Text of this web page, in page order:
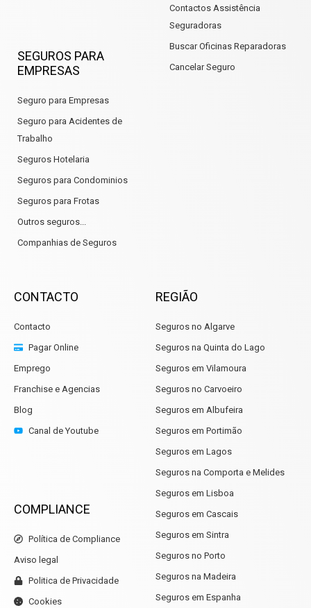
SEGUROS PARA
EMPRESAS
Seguro para Empresas
Seguro para Acidentes de
Trabalho
Seguros Hotelaria
Seguros para Condominios
Seguros para Frotas
Outros seguros...
Companhias de Seguros
Contactos Assistência
Seguradoras
Buscar Oficinas Reparadoras
Cancelar Seguro
CONTACTO
Contacto
Pagar Online
Emprego
Franchise e Agencias
Blog
Canal de Youtube
COMPLIANCE
Política de Compliance
Aviso legal
Politica de Privacidade
Cookies
REGIÃO
Seguros no Algarve
Seguros na Quinta do Lago
Seguros em Vilamoura
Seguros no Carvoeiro
Seguros em Albufeira
Seguros em Portimão
Seguros em Lagos
Seguros na Comporta e Melides
Seguros em Lisboa
Seguros em Cascais
Seguros em Sintra
Seguros no Porto
Seguros na Madeira
Seguros em Espanha